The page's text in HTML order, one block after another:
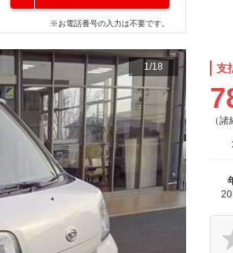
※お電話番号の入力は不要です。
1/18 支
（